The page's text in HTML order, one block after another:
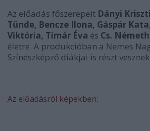
Az előadás főszerepeit Dányi
Tünde, Bencze Ilona, Gáspár
Viktória, Tímár Éva és Cs.
életre. A produkcióban a Nemes
Színészképző diákjai is részt
Az előadásról képekben: